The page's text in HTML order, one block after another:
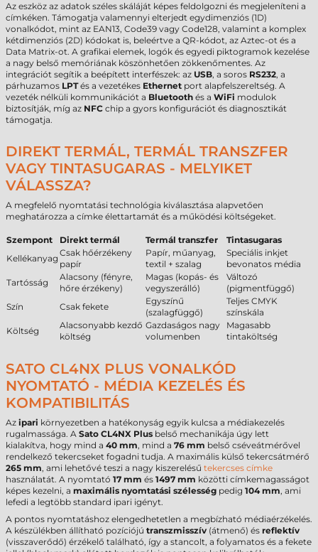
Az eszköz az adatok széles skáláját képes feldolgozni és megjeleníteni a
címkéken. Támogatja valamennyi elterjedt egydimenziós (1D)
vonalkódot, mint az EAN13, Code39 vagy Code128, valamint a komplex
kétdimenziós (2D) kódokat is, beleértve a QR-kódot, az Aztec-ot és a
Data Matrix-ot. A grafikai elemek, logók és egyedi piktogramok kezelése
a nagy belső memóriának köszönhetően zökkenőmentes. Az
integrációt segítik a beépített interfészek: az USB, a soros RS232, a
párhuzamos LPTés a vezetékes Ethernet port alapfelszereltség. A
vezeték nélküli kommunikációt a Bluetooth és a WiFi modulok
biztosítják, míg az NFC chip a gyors konfigurációt és diagnosztikát
támogatja.
DIREKT TERMÁL, TERMÁL TRANSZFER
VAGY TINTASUGARAS - MELYIKET
VÁLASSZA?
A megfelelő nyomtatási technológia kiválasztása alapvetően
meghatározza a címke élettartamát és a működési költségeket.
Szempont Direkt termál Termál transzfer
Tintasugaras
Kellékanyag
Csak hőérzékeny
papír
Papír, műanyag,
textil + szalag
Speciális inkjet
bevonatos média
Tartósság
Alacsony (fényre,
hőre érzékeny)
Magas (kopás- és
vegyszerálló)
Változó
(pigmentfüggő)
Szín
Csak fekete
Egyszínű
(szalagfüggő)
Teljes CMYK
színskála
Költség
Alacsonyabb kezdő
költség
Gazdaságos nagy
volumenben
Magasabb
tintaköltség
SATO CL4NX PLUS VONALKÓD
NYOMTATÓ - MÉDIA KEZELÉS ÉS
KOMPATIBILITÁS
Az ipari környezetben a hatékonyság egyik kulcsa a médiakezelés
rugalmassága. A Sato CL4NX Plus belső mechanikája úgy lett
kialakítva, hogy mind a 40 mm, mind a 76 mm belső cséveátmérővel
rendelkező tekercseket fogadni tudja. A maximális külső tekercsátmérő
265 mm, ami lehetővé teszi a nagy kiszerelésű tekercses címke
használatát. A nyomtató 17 mm és 1497 mm közötti címkemagasságot
képes kezelni, a maximális nyomtatási szélesség pedig 104 mm, ami
lefedi a legtöbb standard ipari igényt.
A pontos nyomtatáshoz elengedhetetlen a megbízható médiaérzékelés.
A készülékben állítható pozíciójú transzmisszív (átmenő) és reflektív
(visszaverődő) érzékelő található, így a stancolt, a folyamatos és a fekete